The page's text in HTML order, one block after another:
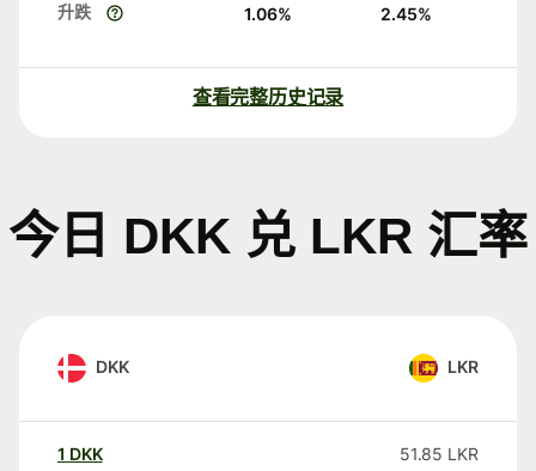
升跌 1.06% 2.45%
查看完整历史记录
今日 DKK 兑 LKR 汇率
DKK LKR
1 DKK 51.85 LKR